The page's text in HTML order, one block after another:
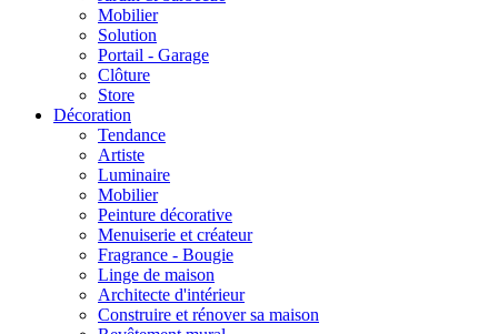
Mobilier
Solution
Portail - Garage
Clôture
Store
Décoration
Tendance
Artiste
Luminaire
Mobilier
Peinture décorative
Menuiserie et créateur
Fragrance - Bougie
Linge de maison
Architecte d'intérieur
Construire et rénover sa maison